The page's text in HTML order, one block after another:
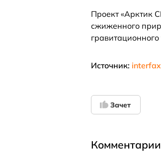
Проект «Арктик
сжиженного
Источник:
Зачет